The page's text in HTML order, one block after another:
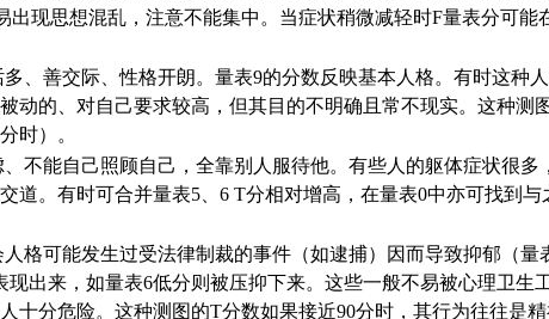
现思想混乱，注意不能集中。当症状稍微减轻时F量表分可
、善交际、性格开朗。量表9的分数反映基本人格。有时这种
动的、对自己要求较高，但其目的不明确且常不现实。这种
时）。
不能自己照顾自己，全靠别人服待他。有些人的躯体症状很
道。有时可合并量表5、6 T分相对增高，在量表0中亦可找到
格可能发生过受法律制裁的事件（如逮捕）因而导致抑郁（
出来，如量表6低分则被压抑下来。这些一般不易被心理卫
十分危险。这种测图的T分数如果接近90分时，其行为往往是